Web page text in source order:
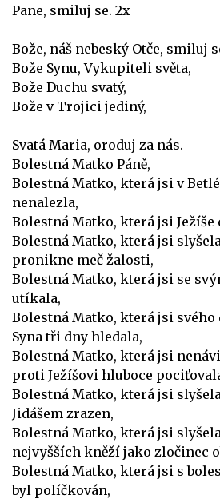
Pane, smiluj se. 2x
Bože, náš nebeský Otče, smiluj
Bože Synu, Vykupiteli světa,
Bože Duchu svatý,
Bože v Trojici jediný,
Svatá Maria, oroduj za nás.
Bolestná Matko Páně,
Bolestná Matko, která jsi v
nenalezla,
Bolestná Matko, která jsi
Bolestná Matko, která jsi
pronikne meč žalosti,
Bolestná Matko, která jsi se
utíkala,
Bolestná Matko, která jsi svého
Syna tři dny hledala,
Bolestná Matko, která jsi
proti Ježíšovi hluboce
Bolestná Matko, která jsi
Jidášem zrazen,
Bolestná Matko, která jsi
nejvyšších kněží jako zločinec
Bolestná Matko, která jsi s
byl políčkován,